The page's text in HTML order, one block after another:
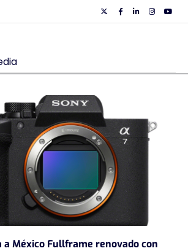
TwiiterFacebook
Linkedin
a México Fullframe renovado con